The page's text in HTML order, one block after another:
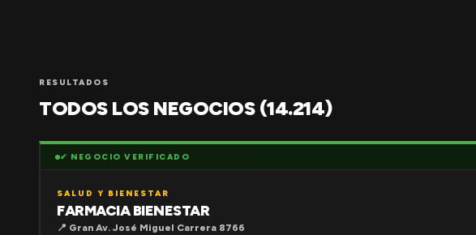
RESULTADOS
TODOS LOS NEGOCIOS (14.214)
✔ NEGOCIO VERIFICADO
SALUD Y BIENESTAR
FARMACIA BIENESTAR
📍 Gran Av. José Miguel Carrera 8766